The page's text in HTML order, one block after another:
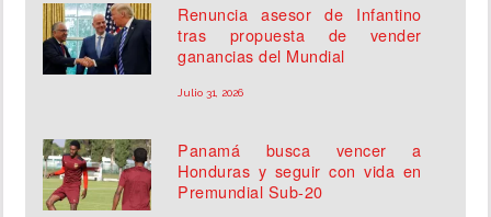
Renuncia asesor de Infantino
tras propuesta de vender
ganancias del Mundial
Julio 31, 2026
Panamá busca vencer a
Honduras y seguir con vida en
Premundial Sub-20